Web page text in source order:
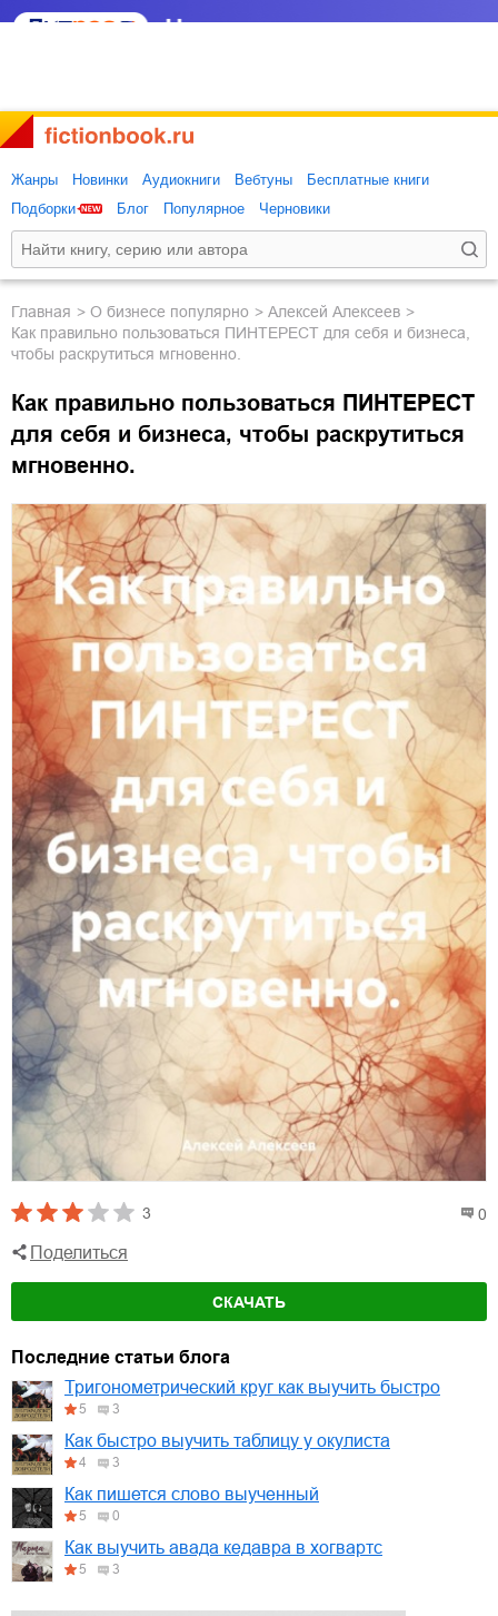
Жанры Новинки Аудиокниги Вебтуны
Бесплатные книги
Подборки
Блог Популярное Черновики
Главная о бизнесе популярно
Алексей Алексеев
Как правильно пользоваться ПИНТЕРЕСТ для себя и бизнеса,
чтобы раскрутиться мгновенно.
Как правильно пользоваться ПИНТЕРЕСТ
для себя и бизнеса, чтобы раскрутиться
мгновенно.
3 0
Поделиться
СКАЧАТЬ
Последние статьи блога
Тригонометрический круг как выучить быстро
5 3
Как быстро выучить таблицу у окулиста
4 3
Как пишется слово выученный
5 0
Как выучить авада кедавра в хогвартс
5 3